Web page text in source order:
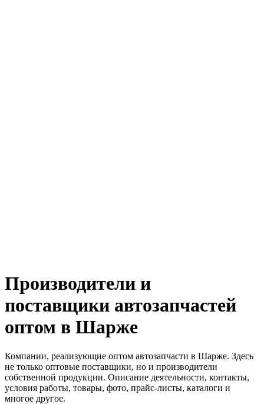
Производители и
поставщики автозапчастей
оптом в Шарже
Компании, реализующие оптом автозапчасти в Шарже. Здесь
не только оптовые поставщики, но и производители
собственной продукции. Описание деятельности, контакты,
условия работы, товары, фото, прайс-листы, каталоги и
многое другое.